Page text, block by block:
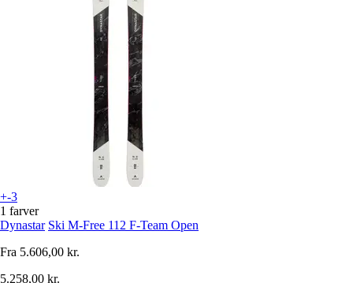
+-3
1 farver
Dynastar Ski M-Free 112 F-Team Open
Fra 5.606,00 kr.
5.258,00 kr.